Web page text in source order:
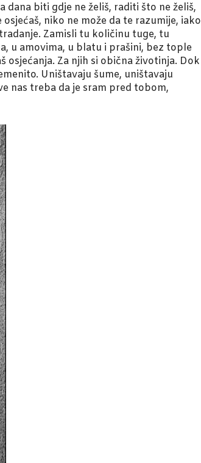
biti gdje ne želiš, raditi što ne želiš,
niko ne može da te razumije, iako
Zamisli tu količinu tuge, tu
u amovima, u blatu i prašini, bez tople
Za njih si obična životinja. Dok
Uništavaju šume, uništavaju
nas treba da je sram pred tobom,